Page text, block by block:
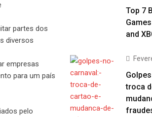
partes dos
diversos
empresas
para um país
pelo
Top 7
and
troca